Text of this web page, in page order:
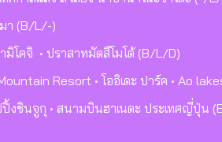
มา (B/L/-)
มิโคจิ • ปราสาทมัตสึโมโต้ (B/L/D)
Resort • โออิเดะ ปาร์ค • Ao
ปิ้งชินจูกุ • สนามบินฮาเนดะ ประเทศญี่ปุ่น